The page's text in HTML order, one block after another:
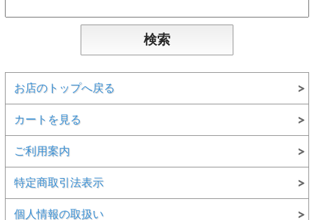
お店のトップへ戻る
カートを見る
ご利用案内
特定商取引法表示
個人情報の取扱い